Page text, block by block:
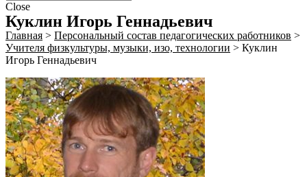
Close
Куклин Игорь Геннадьевич
Главная > Персональный состав педагогических работников >
Учителя физкультуры, музыки, изо, технологии > Куклин
Игорь Геннадьевич